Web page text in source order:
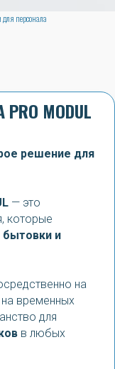
персонала
MODUL
решение для
— это
которые
бытовки и
на
временных
для
в любых